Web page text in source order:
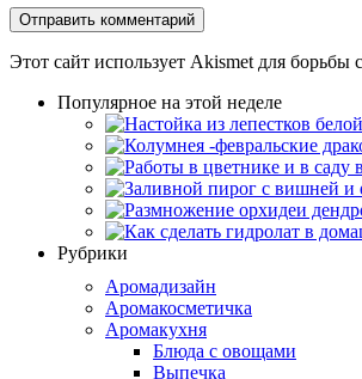
Этот сайт использует Akismet для борьбы
Популярное на этой неделе
Рубрики
Аромадизайн
Аромакосметичка
Аромакухня
Блюда с овощами
Выпечка